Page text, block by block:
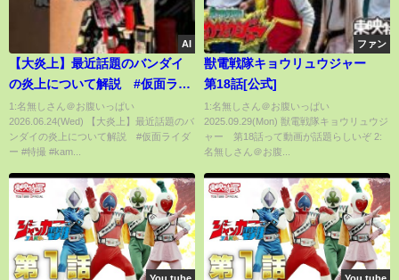
AI
【大炎上】最近話題のバンダイ
の炎上について解説 #仮面ライ
ダー #特撮 #kamenrider
1:名無しさん＠お腹いっぱい
2026.06.24(Wed) 【大炎上】最近話題のバ
ンダイの炎上について解説 #仮面ライダ
ー #特撮 #kam...
ファン
獣電戦隊キョウリュウジャー
第18話[公式]
1:名無しさん＠お腹いっぱい
2025.09.29(Mon) 獣電戦隊キョウリュウジ
ャー 第18話って動画が話題らしいぞ 2:
名無しさん＠お腹...